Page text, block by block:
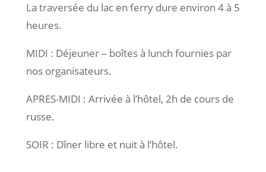
La traversée du lac en ferry dure environ 4 à 5
heures.
MIDI : Déjeuner – boîtes à lunch fournies par
nos organisateurs.
APRES-MIDI : Arrivée à l’hôtel, 2h de cours de
russe.
SOIR : Dîner libre et nuit à l’hôtel.